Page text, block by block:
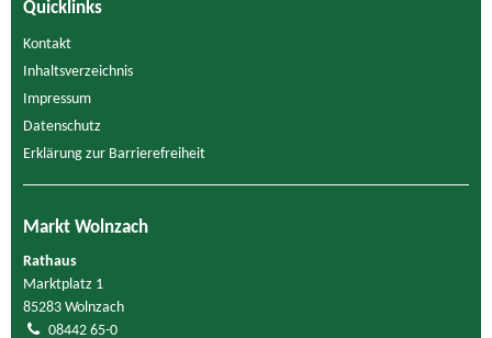
Quicklinks
Kontakt
Inhaltsverzeichnis
Impressum
Datenschutz
Erklärung zur Barrierefreiheit
Markt Wolnzach
Rathaus
Marktplatz 1
85283 Wolnzach
08442 65-0